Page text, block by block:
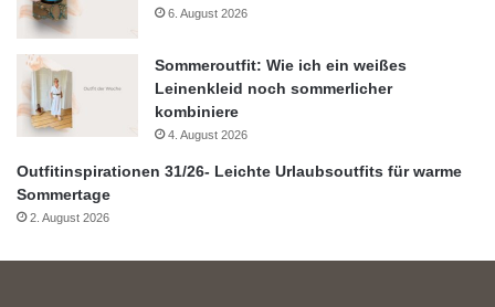
6. August 2026
Sommeroutfit: Wie ich ein weißes
Leinenkleid noch sommerlicher
kombiniere
4. August 2026
Outfitinspirationen 31/26- Leichte Urlaubsoutfits für warme
Sommertage
2. August 2026